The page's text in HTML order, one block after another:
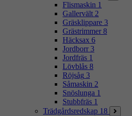
Flismaskin 1
Gallervält 2
Gräsklippare 3
Grästrimmer 8
Häcksax 6
Jordborr 3
Jordfräs 1
Lövblås 8
Röjsåg 3
Såmaskin 2
Snöslunga 1
Stubbfräs 1
Trädgårdsredskap 18